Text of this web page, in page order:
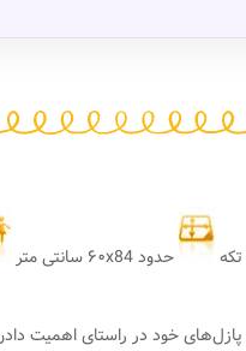
حدود ۶۰x84 سانتی متر
در بسته بندی پازل‌های خود در